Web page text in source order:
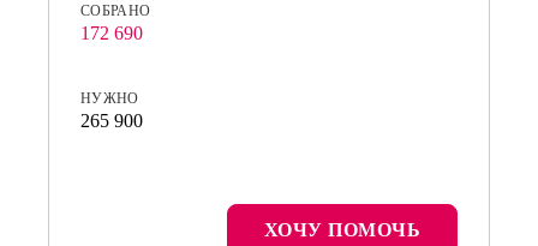
СОБРАНО
172 690
НУЖНО
265 900
ХОЧУ ПОМОЧЬ